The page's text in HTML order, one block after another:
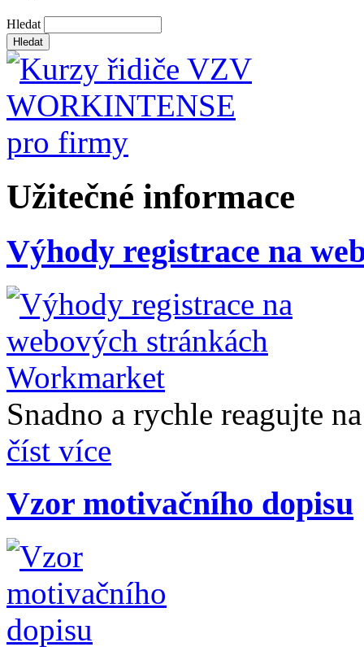
Hledat
Užitečné informace
Výhody registrace na
Snadno a rychle reagujte
číst více
Vzor motivačního dopisu